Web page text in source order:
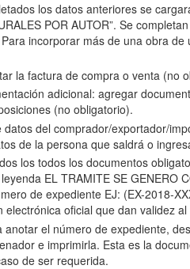
los datos anteriores se
POR AUTOR”. Se
incorporar más de una obra
la factura de compra o venta (no
adicional: agregar
(no obligatorio).
datos del comprador/exportador/
de la persona que saldrá o
los todos los documentos
EL TRAMITE SE GENERO
de expediente EJ: (EX-2018-
electrónica oficial que dan validez al
anotar el número de expediente,
e imprimirla. Esta es la
de ser requerida.